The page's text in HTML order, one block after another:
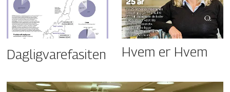
Dagligvarefasiten Hvem er Hvem